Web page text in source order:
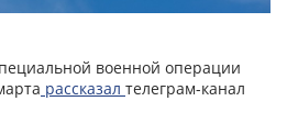
военной операции
рассказал телеграм-канал